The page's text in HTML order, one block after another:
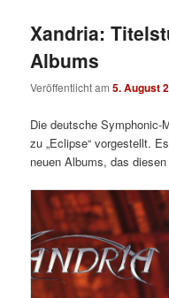
Xandria:
Albums
Veröffentlicht am5. August
Die deutsche Symphonic-
zu „Eclipse“ vorgestellt.
neuen Albums, das